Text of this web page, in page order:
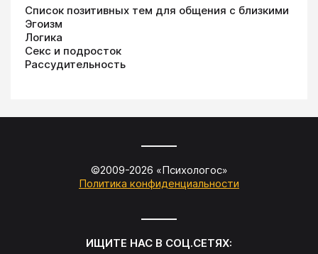
Список позитивных тем для общения с близкими
Эгоизм
Логика
Секс и подросток
Рассудительность
©2009-2026 «Психологос»
Политика конфиденциальности
ИЩИТЕ НАС В СОЦ.СЕТЯХ: